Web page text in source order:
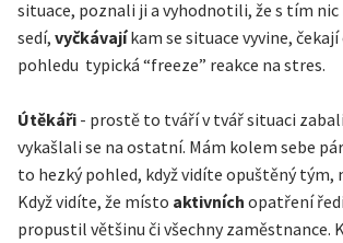
situace, poznali ji a vyhodnotili, že s tím
sedí, vyčkávajíkam se situace vyvine,
pohledu typická “freeze” reakce na stres.
Útěkáři - prostě to tváří v tvář situaci
vykašlali se na ostatní. Mám kolem sebe
to hezký pohled, když vidíte opuštěný tým,
Když vidíte, že místo aktivních opatření
propustil většinu či všechny zaměstnance.